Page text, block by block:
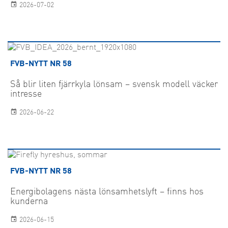
2026-07-02
FVB-NYTT NR 58
Så blir liten fjärrkyla lönsam – svensk modell väcker
intresse
2026-06-22
FVB-NYTT NR 58
Energibolagens nästa lönsamhetslyft – finns hos
kunderna
2026-06-15